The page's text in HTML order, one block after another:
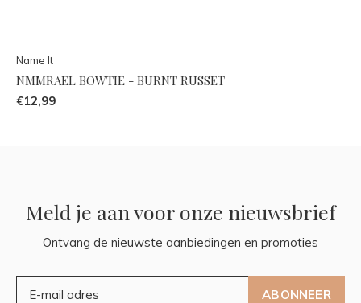
Name It
NMMRAEL BOWTIE - BURNT RUSSET
€12,99
Meld je aan voor onze nieuwsbrief
Ontvang de nieuwste aanbiedingen en promoties
ABONNEER